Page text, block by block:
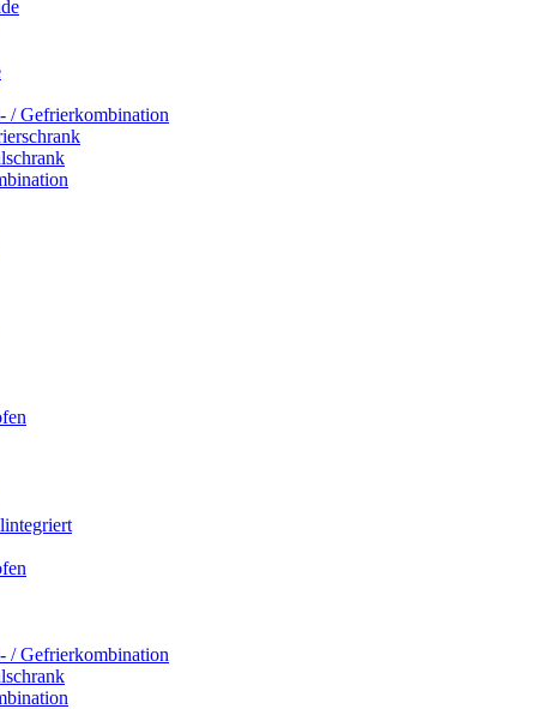
/ Gefrierkombination
/ Gefrierkombination